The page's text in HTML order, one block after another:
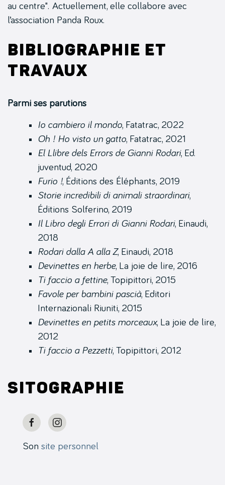
au centre". Actuellement, elle collabore avec
l’association Panda Roux.
Bibliographie et
travaux
Parmi ses parutions
Io cambiero il mondo, Fatatrac, 2022
Oh ! Ho visto un gatto, Fatatrac, 2021
El Llibre dels Errors de Gianni Rodari, Ed.
juventud, 2020
Furio !, Éditions des Éléphants, 2019
Storie incredibili di animali straordinari,
Éditions Solferino, 2019
Il Libro degli Errori di Gianni Rodari, Einaudi,
2018
Rodari dalla A alla Z, Einaudi, 2018
Devinettes en herbe, La joie de lire, 2016
Ti faccio a fettine, Topipittori, 2015
Favole per bambini pascià, Editori
Internazionali Riuniti, 2015
Devinettes en petits morceaux, La joie de lire,
2012
Ti faccio a Pezzetti, Topipittori, 2012
Sitographie
Son site personnel